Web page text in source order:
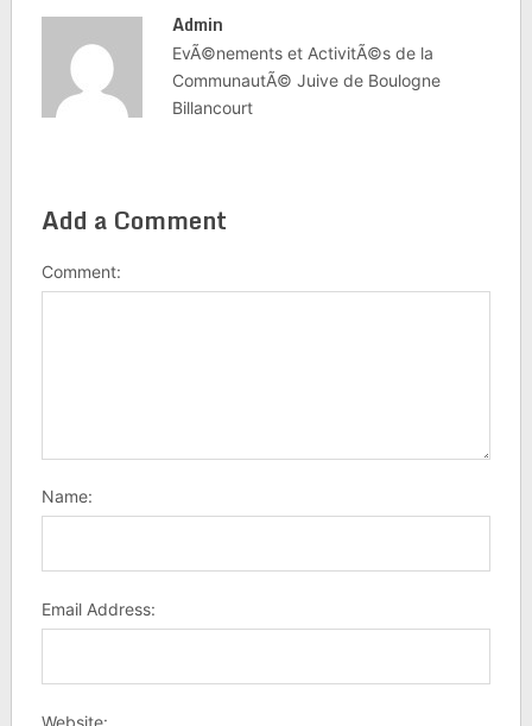
Admin
EvÃ©nements et ActivitÃ©s de la
CommunautÃ© Juive de Boulogne
Billancourt
Add a Comment
Comment:
Name:
Email Address:
Website: